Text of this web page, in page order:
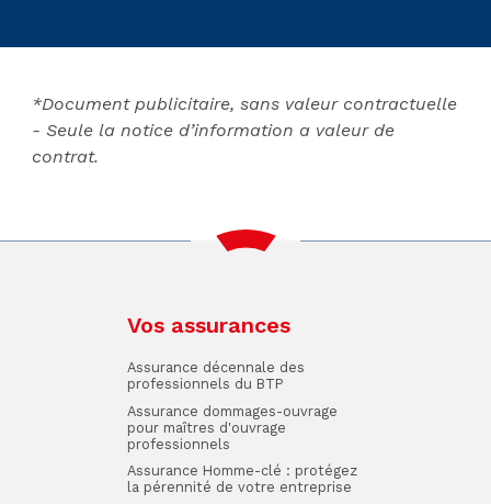
*Document publicitaire, sans valeur contractuelle
- Seule la notice d’information a valeur de
contrat.
Vos assurances
Assurance décennale des
professionnels du BTP
Assurance dommages-ouvrage
pour maîtres d'ouvrage
professionnels
Assurance Homme-clé : protégez
la pérennité de votre entreprise